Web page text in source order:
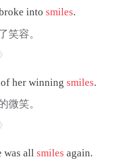
intosmiles.
笑容。
of her winningsmiles.
微笑。
was allsmiles again.